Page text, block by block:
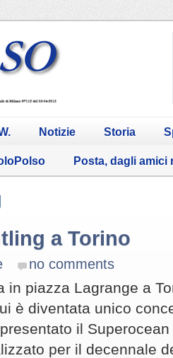
Notizie Storia
Posta, dagli amici
a Torino
no comments
in piazza Lagrange a
è diventata unico
il
per il decennale